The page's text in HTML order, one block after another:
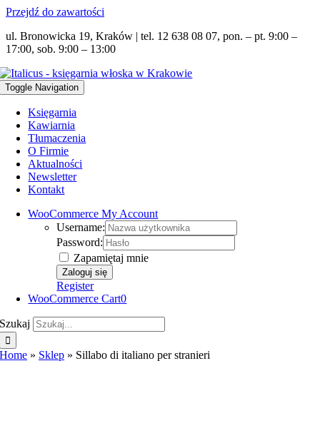
Przejdź do zawartości
ul. Bronowicka 19, Kraków | tel. 12 638 08 07, pon. – pt. 9:00 –
17:00, sob. 9:00 – 13:00
Toggle Navigation
Księgarnia
Kawiarnia
Tłumaczenia
O Firmie
Aktualności
Newsletter
Kontakt
WooCommerce My Account
Username:
Password:
Zapamiętaj mnie
Register
WooCommerce Cart0
Szukaj
Home » Sklep » Sillabo di italiano per stranieri